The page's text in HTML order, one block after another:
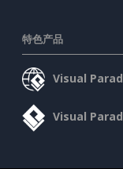
特色产品
Visual
Visual